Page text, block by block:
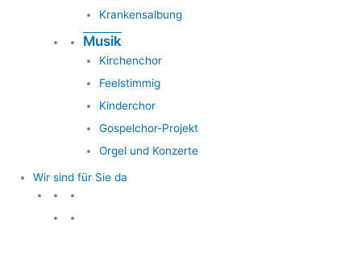
Krankensalbung
Musik
Kirchenchor
Feelstimmig
Kinderchor
Gospelchor-Projekt
Orgel und Konzerte
Wir sind für Sie da